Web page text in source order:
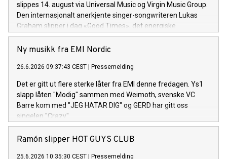
slippes 14. august via Universal Music og Virgin Music Group.
Den internasjonalt anerkjente singer-songwriteren Lukas
Graham slipper i dag «Good Times», det energiske
tittelsporet og åpningslåten fra hans kommende album
Good Times. Albumet består av 13 spor og utgis 14. august.
Ny musikk fra EMI Nordic
26.6.2026 09:37:43 CEST Pressemelding
Det er gitt ut flere sterke låter fra EMI denne fredagen. Ys1
slapp låten "Modig" sammen med Weimoth, svenske VC
Barre kom med "JEG HATAR DIG" og GERD har gitt oss
singelen "Crazy".
Ramón slipper HOT GUYS CLUB
25.6.2026 10:35:30 CEST Pressemelding